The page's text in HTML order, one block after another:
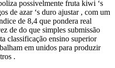
possivelmente fruta kiwi ‘s
de azar ‘s duro ajustar , com um
de 8,4 que pondera real
de do que simples submissão
classificação ensino superior
em unidos para produzir
.